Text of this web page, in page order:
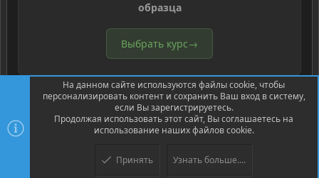
образца
Выбрать курс→
Community platform by XenForo ® © 2010-2026 XenForo Ltd.
© Jason Axelrod of 8WAYRUN
На данном сайте используются файлы cookie, чтобы
персонализировать контент и сохранить Ваш вход в систему,
если Вы зарегистрируетесь.
Продолжая использовать этот сайт, Вы соглашаетесь на
использование наших файлов cookie.
Принять Узнать больше....